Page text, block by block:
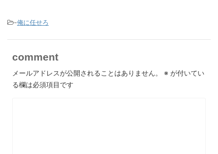
-俺に任せろ
comment
メールアドレスが公開されることはありません。 ※ が付いてい
る欄は必須項目です